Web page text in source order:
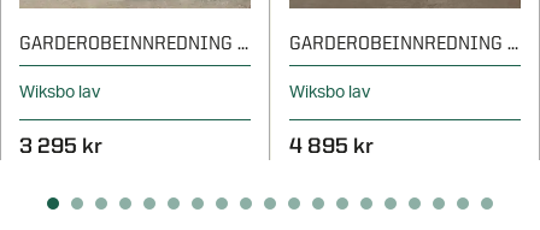
GARDEROBEINNREDNING - 1220 MM
Wiksbo lav
3 295 kr
GARDEROBEINNREDNING - 1840 MM
Wiksbo lav
4 895 kr